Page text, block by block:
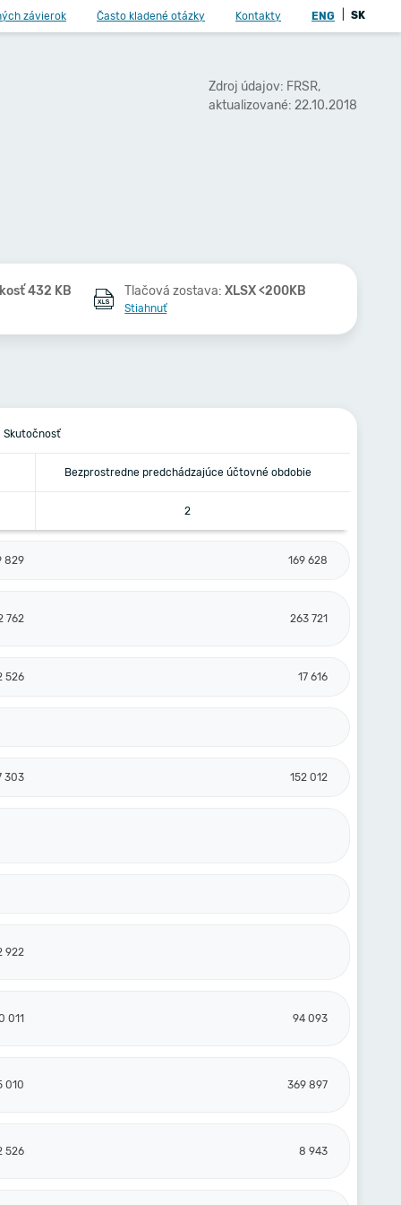
závierok Často kladené otázky Kontakty ENG SK
Zdroj údajov: FRSR,
aktualizované: 22.10.2018
432 KB Tlačová zostava:XLSX <200KB
Stiahnuť
Skutočnosť
Bezprostredne predchádzajúce účtovné obdobie
2
829 169 628
762 263 721
526 17 616
303 152 012
922
011 94 093
010 369 897
526 8 943